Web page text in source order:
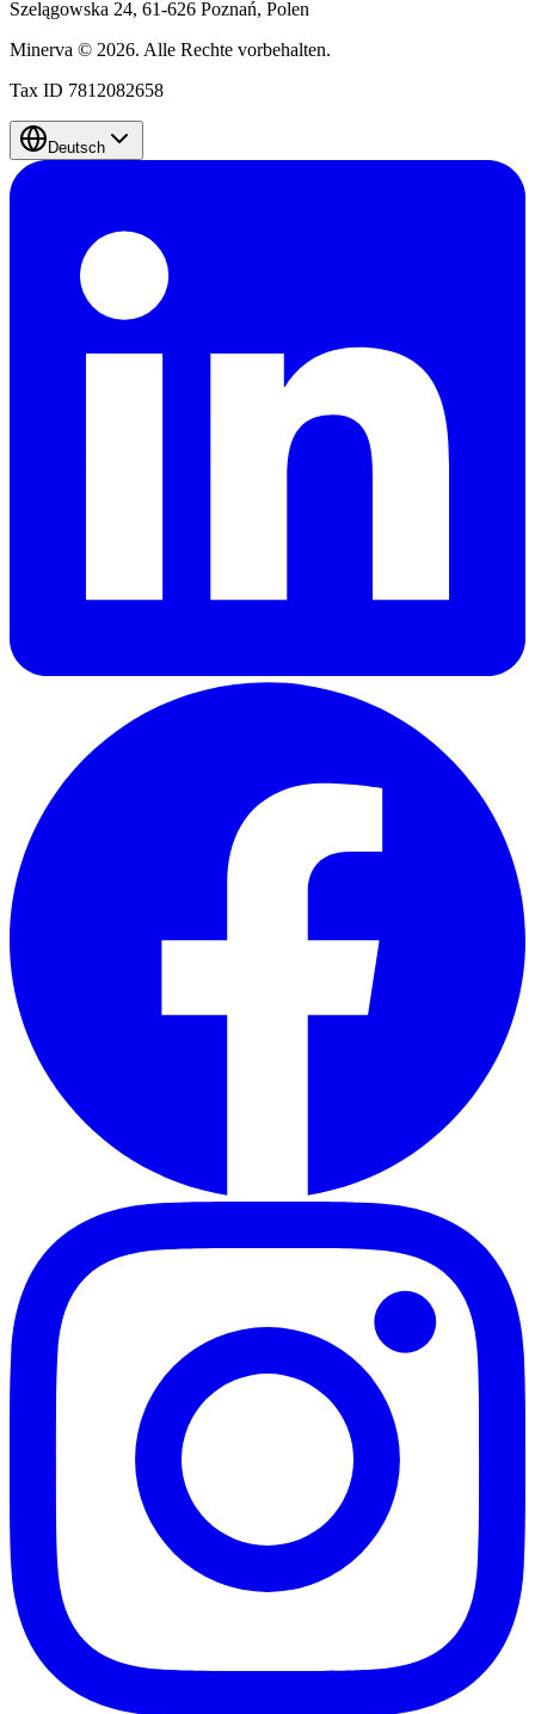
Szelągowska 24, 61-626 Poznań, Polen
Minerva © 2026. Alle Rechte vorbehalten.
Tax ID 7812082658
Deutsch